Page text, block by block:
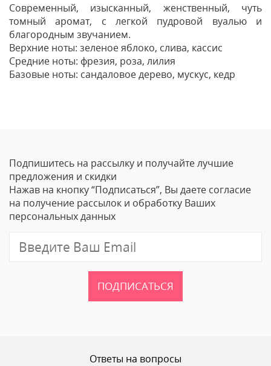
Современный, изысканный, женственный, чуть
томный аромат, с легкой пудровой вуалью и
благородным звучанием.
Верхние ноты: зеленое яблоко, слива, кассис
Средние ноты: фрезия, роза, лилия
Базовые ноты: сандаловое дерево, мускус, кедр
Ваше Имя
Email
Подпишитесь на рассылку и получайте лучшие
предложения и скидки
Нажав на кнопку “Подписаться”, Вы даете согласие
на получение рассылок и обработку Ваших
персональных данных
ПОДПИСАТЬСЯ
Ответы на вопросы